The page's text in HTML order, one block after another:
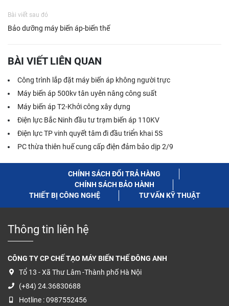
Bài viết sau đó
Bảo dưỡng máy biến áp-biến thế
BÀI VIẾT LIÊN QUAN
Công trình lắp đặt máy biến áp không người trực
Máy biến áp 500kv tân uyên nâng công suất
Máy biến áp T2-Khởi công xây dựng
Điện lực Bắc Ninh đầu tư trạm biến áp 110KV
Điện lực TP vinh quyết tâm đi đầu triển khai 5S
PC thừa thiên huế cung cấp điện đảm bảo dịp 2/9
CHÍNH SÁCH ĐỔI TRẢ HÀNG
CHÍNH SÁCH BẢO HÀNH
THIẾT BỊ CÔNG NGHỆ
TƯ VẤN KỸ THUẬT
Thông tin liên hệ
CÔNG TY CP CHẾ TẠO MÁY BIẾN THẾ ĐÔNG ANH
Tổ 13 - Xã Thư Lâm -Thành phố Hà Nội
(+84) 24.36830688
Hotline : 0987552456